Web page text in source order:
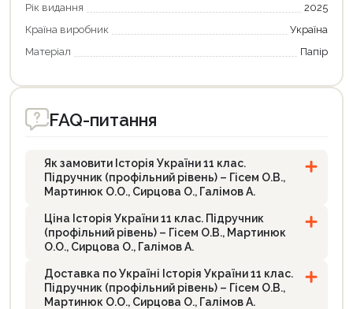
Рік видання
2025
Країна виробник
Україна
Матеріал
Папір
FAQ-питання
Як замовити Історія України 11 клас.
Підручник (профільний рівень) – Гісем О.В.,
Мартинюк О.О., Сирцова О., Галімов А.
Ціна Історія України 11 клас. Підручник
(профільний рівень) – Гісем О.В., Мартинюк
О.О., Сирцова О., Галімов А.
Доставка по Україні Історія України 11 клас.
Підручник (профільний рівень) – Гісем О.В.,
Мартинюк О.О., Сирцова О., Галімов А.